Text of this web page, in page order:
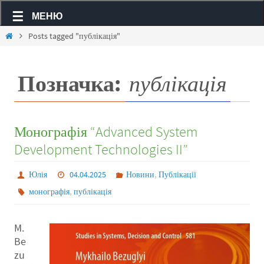
МЕНЮ
Posts tagged "публікація"
Позначка: публікація
Монографія “Advanced System
Development Technologies II”
Юлія 04.04.2025 Новини, Публікації
монографія,публікація
M.
Be
zu